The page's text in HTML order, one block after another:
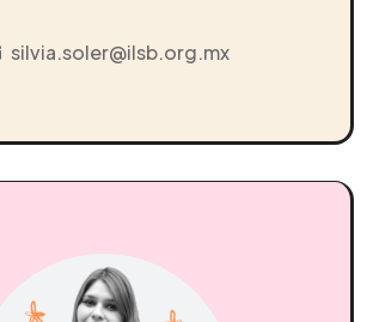
silvia.soler@ilsb.org.mx